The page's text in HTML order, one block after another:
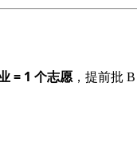
= 1 个志愿 ，提前批